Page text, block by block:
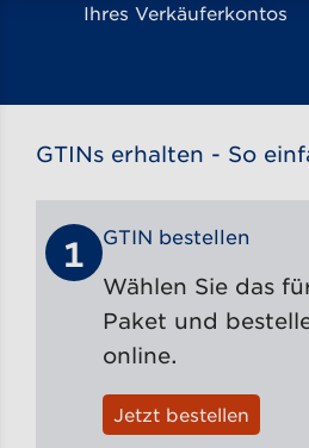
Ihres Verkäuferkontos
GTINs erhalten - So
1 GTIN bestellen
Wählen Sie das
Paket und
online.
Jetzt bestellen